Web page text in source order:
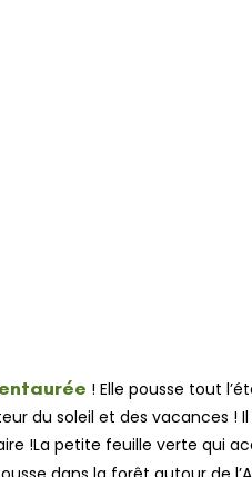
! Elle pousse tout
du soleil et des vacances ! Il
!La petite feuille verte qui